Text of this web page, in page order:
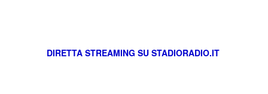
DIRETTA STREAMING SU STADIORADIO.IT